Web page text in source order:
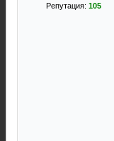
Репутация: 105